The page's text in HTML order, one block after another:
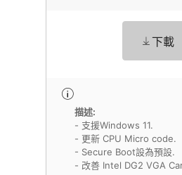
下載
描述:
- 支援Windows 11.
- 更新 CPU Micro code.
- Secure Boot設為預設.
- 改善 Intel DG2 VGA